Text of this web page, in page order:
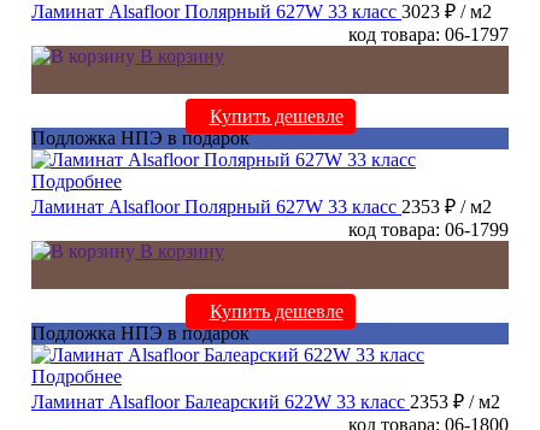
Ламинат Alsafloor Полярный 627W 33 класс 3023 ₽ / м2
код товара: 06-1797
В корзину
Купить дешевле
Подложка НПЭ в подарок
Подробнее
Ламинат Alsafloor Полярный 627W 33 класс 2353 ₽ / м2
код товара: 06-1799
В корзину
Купить дешевле
Подложка НПЭ в подарок
Подробнее
Ламинат Alsafloor Балеарский 622W 33 класс 2353 ₽ / м2
код товара: 06-1800